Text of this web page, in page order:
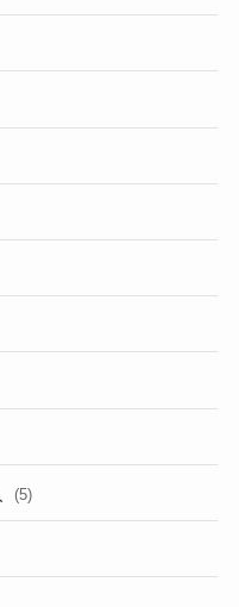
(5)